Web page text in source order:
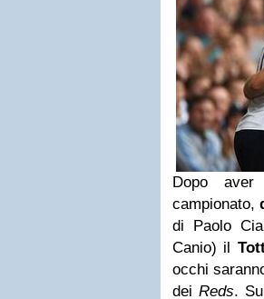
Dopo
campionato,
di Paolo
Canio) il
occhi
dei Reds.